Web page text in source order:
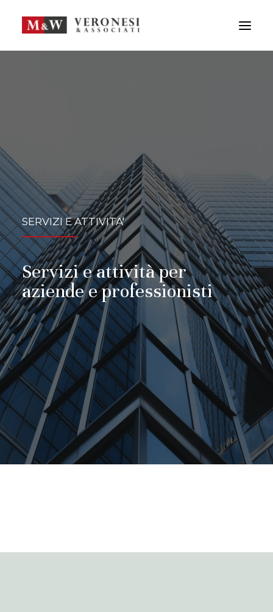
M&W STUDIO
SERVIZI
CONTATTI
ENG
FRA
RICERCA
SERVIZI E ATTIVITA'
Servizi e attività per
aziende e professionisti